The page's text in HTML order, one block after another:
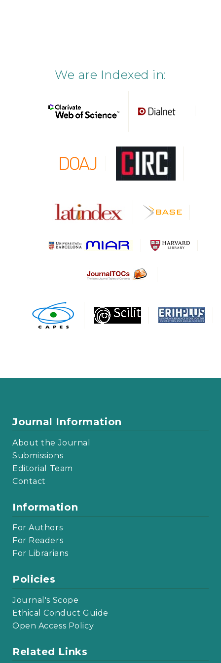
We are Indexed in:
Journal Information
About the Journal
Submissions
Editorial Team
Contact
Information
For Authors
For Readers
For Librarians
Policies
Journal's Scope
Ethical Conduct Guide
Open Access Policy
Related Links